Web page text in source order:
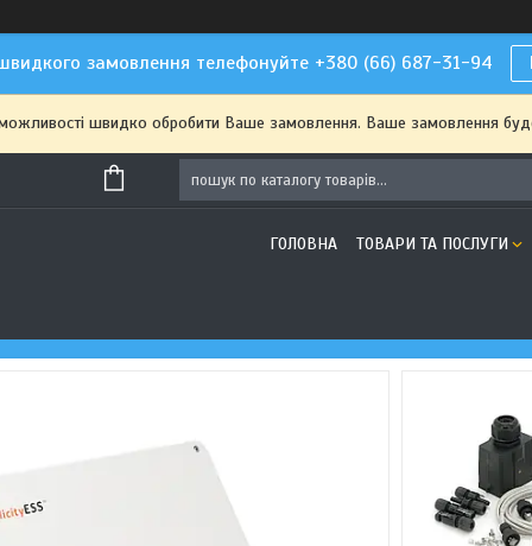
замовлення телефонуйте +380 (66) 687-31-94
швидко обробити Ваше замовлення. Ваше замовлення
ГОЛОВНА ТОВАРИ ТА ПОСЛУГИ